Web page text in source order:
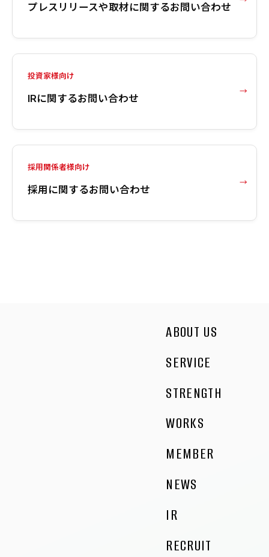
プレスリリースや取材に関するお問い合わせ
投資家様向け
IRに関するお問い合わせ
採用関係者様向け
採用に関するお問い合わせ
ABOUT US
SERVICE
STRENGTH
WORKS
MEMBER
NEWS
IR
RECRUIT